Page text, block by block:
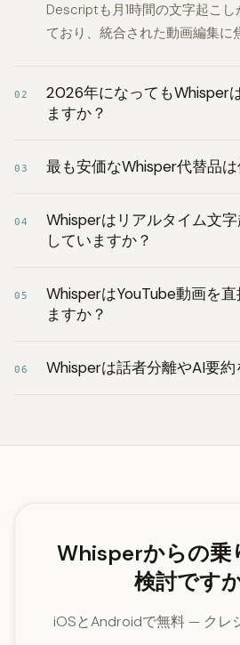
Descriptも月1時間の文字起こ
ており、統合された動画編集に
02
2026年になってもWhisper
ますか？
03 最も安価なWhisper代替品は
04
Whisperはリアルタイム文
していますか？
05
WhisperはYouTube動画を
ますか？
06 Whisperは話者分離やAI要約
Whisperからの乗
検討です
iOSとAndroidで無料 — クレ